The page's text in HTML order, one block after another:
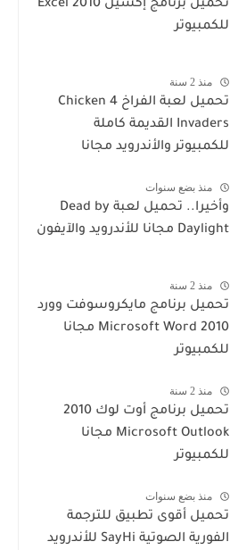
تحميل برنامج إكسيل Excel 2010
للكمبيوتر
منذ 2 سنة
تحميل لعبة الفراخ 4 Chicken
Invaders القديمة كاملة
للكمبيوتر والأندرويد مجانا
منذ بضع سنوات
وأخيرا.. تحميل لعبة Dead by
Daylight مجانا للأندرويد والآيفون
منذ 2 سنة
تحميل برنامج مايكروسوفت وورد
2010 Microsoft Word مجانا
للكمبيوتر
منذ 2 سنة
تحميل برنامج أوت لوك 2010
Microsoft Outlook مجانا
للكمبيوتر
منذ بضع سنوات
تحميل أقوى تطبيق للترجمة
الفورية الصوتية SayHi للأندرويد